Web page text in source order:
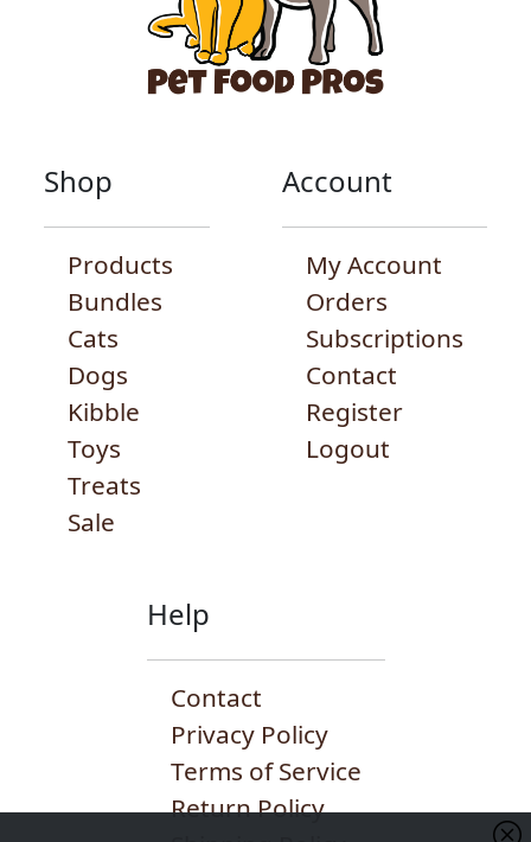
Shop
Products
Bundles
Cats
Dogs
Kibble
Toys
Treats
Sale
Account
My Account
Orders
Subscriptions
Contact
Register
Logout
Help
Contact
Privacy Policy
Terms of Service
Return Policy